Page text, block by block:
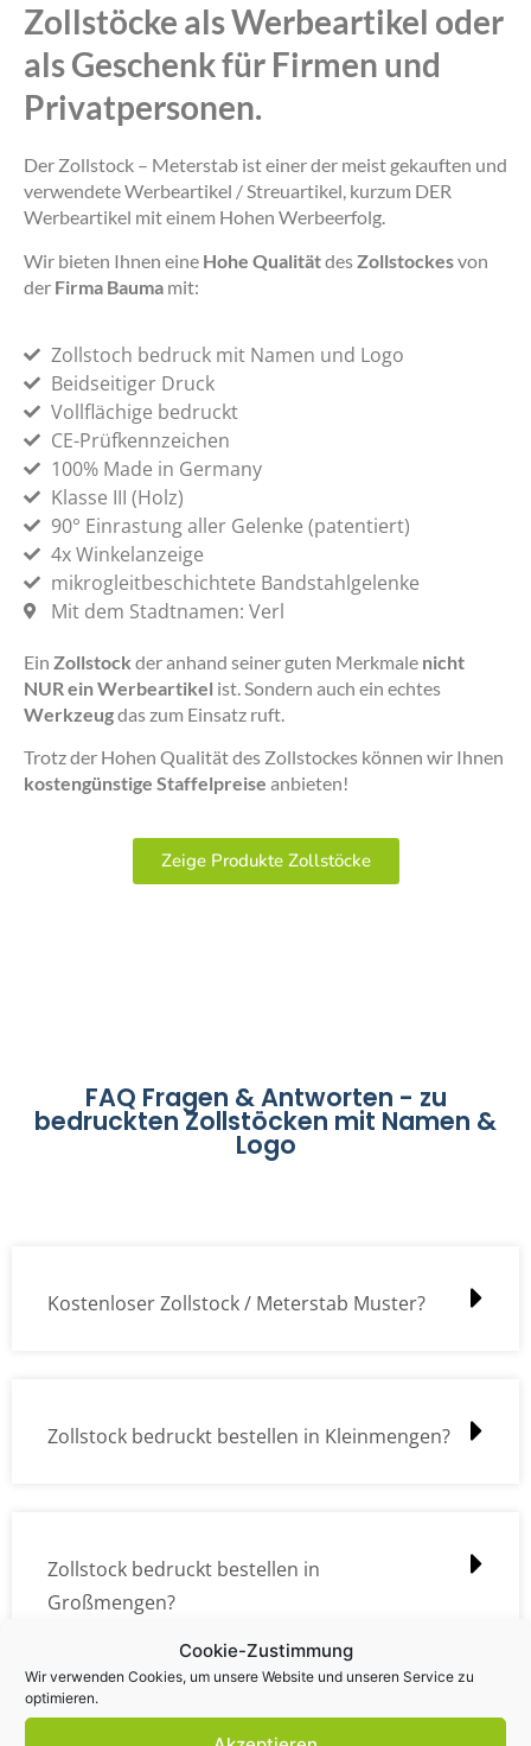
Cookie-Zustimmung
Wir verwenden Cookies, um unsere Website und unseren Service zu
optimieren.
Zollstöcke als Werbeartikel oder
als Geschenk für Firmen und
Privatpersonen.
Der Zollstock – Meterstab ist einer der meist gekauften und
verwendete Werbeartikel / Streuartikel, kurzum DER
Werbeartikel mit einem Hohen Werbeerfolg.
Wir bieten Ihnen eine Hohe Qualitätdes Zollstockesvon
der Firma Bauma mit:
Zollstoch bedruck mit Namen und Logo
Beidseitiger Druck
Vollflächige bedruckt
CE-Prüfkennzeichen
100% Made in Germany
Klasse III (Holz)
90° Einrastung aller Gelenke (patentiert)
4x Winkelanzeige
mikrogleitbeschichtete Bandstahlgelenke
Mit dem Stadtnamen: Verl
Ein Zollstock der anhand seiner guten Merkmale nicht
NUR ein Werbeartikel ist. Sondern auch ein echtes
Werkzeugdas zum Einsatz ruft.
Trotz der Hohen Qualität des Zollstockes können wir Ihnen
kostengünstige Staffelpreise anbieten!
Zeige Produkte Zollstöcke
FAQ Fragen & Antworten - zu
bedruckten Zollstöcken mit Namen &
Logo
Kostenloser Zollstock / Meterstab Muster?
Zollstock bedruckt bestellen in Kleinmengen?
Zollstock bedruckt bestellen in
Großmengen?
Zollstock Druckdatencheck / Profidatencheck